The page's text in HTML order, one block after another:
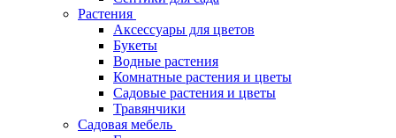
Растения
Аксессуары для цветов
Букеты
Водные растения
Комнатные растения и цветы
Садовые растения и цветы
Травянчики
Садовая мебель